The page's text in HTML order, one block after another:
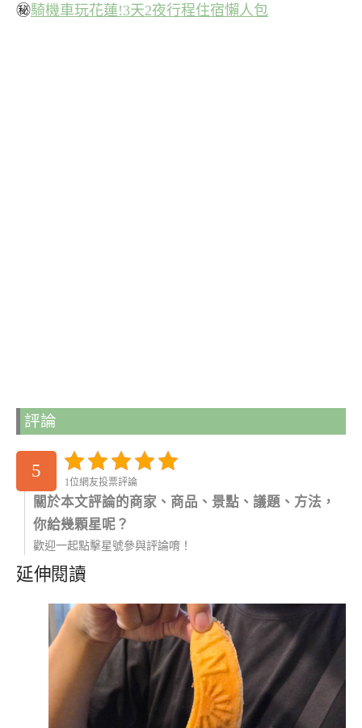
㊙騎機車玩花蓮!3天2夜行程住宿懶人包
評論
5
1位網友投票評論
關於本文評論的商家、商品、景點、議題、方法，
你給幾顆星呢？
歡迎一起點擊星號參與評論唷！
延伸閱讀